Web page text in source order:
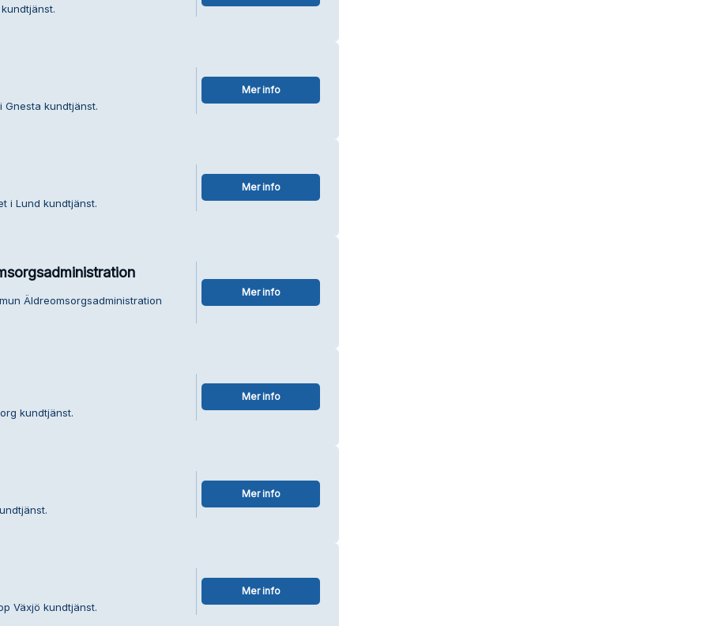
Gnesta kundtjänst.
Mer info
i Lund kundtjänst.
Mer info
Äldreomsorgsadministration
Mer info
kundtjänst.
Mer info
Mer info
Växjö kundtjänst.
Mer info